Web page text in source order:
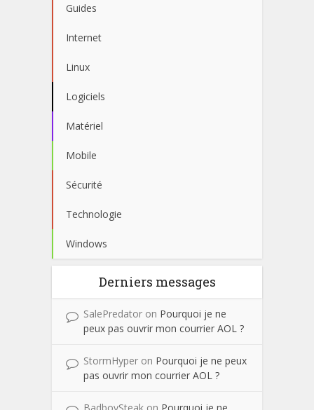
Guides
Internet
Linux
Logiciels
Matériel
Mobile
Sécurité
Technologie
Windows
Derniers messages
SalePredator on Pourquoi je ne
peux pas ouvrir mon courrier AOL ?
StormHyper on Pourquoi je ne peux
pas ouvrir mon courrier AOL ?